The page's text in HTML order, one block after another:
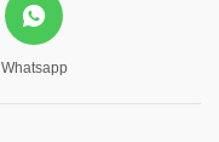
Whatsapp